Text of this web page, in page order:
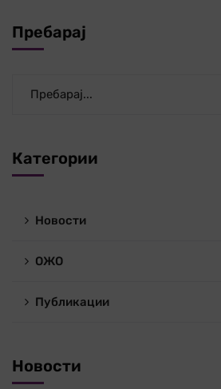
Пребарај
Категории
Новости
ОЖО
Публикации
Новости